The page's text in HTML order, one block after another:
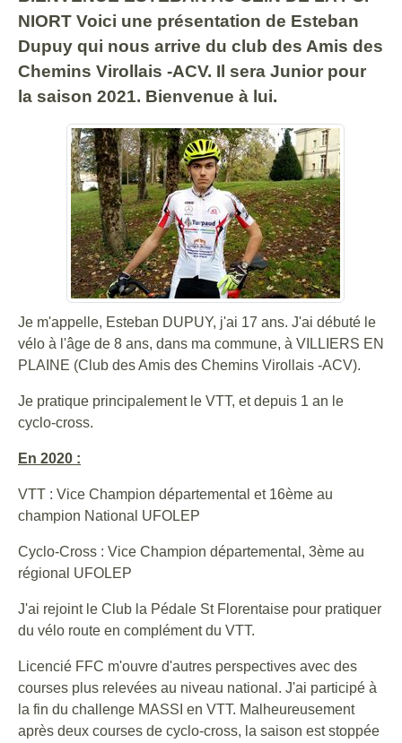
NIORT Voici une présentation de Esteban
Dupuy qui nous arrive du club des Amis des
Chemins Virollais -ACV. Il sera Junior pour
la saison 2021. Bienvenue à lui.
Je m'appelle, Esteban DUPUY, j'ai 17 ans. J'ai débuté le
vélo à l'âge de 8 ans, dans ma commune, à VILLIERS EN
PLAINE (Club des Amis des Chemins Virollais -ACV).
Je pratique principalement le VTT, et depuis 1 an le
cyclo-cross.
En 2020 :
VTT : Vice Champion départemental et 16ème au
champion National UFOLEP
Cyclo-Cross : Vice Champion départemental, 3ème au
régional UFOLEP
J'ai rejoint le Club la Pédale St Florentaise pour pratiquer
du vélo route en complément du VTT.
Licencié FFC m'ouvre d'autres perspectives avec des
courses plus relevées au niveau national. J'ai participé à
la fin du challenge MASSI en VTT. Malheureusement
après deux courses de cyclo-cross, la saison est stoppée